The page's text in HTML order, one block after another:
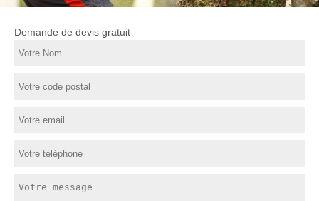
Demande de devis gratuit